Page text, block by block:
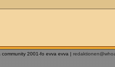
community 2001-fo evva evva |